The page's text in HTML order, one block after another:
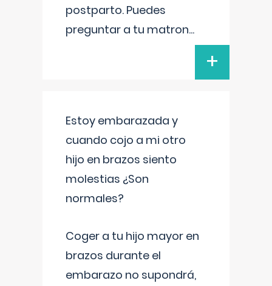
postparto. Puedes
preguntar a tu matron...
+
Estoy embarazada y
cuando cojo a mi otro
hijo en brazos siento
molestias ¿Son
normales?
Coger a tu hijo mayor en
brazos durante el
embarazo no supondrá,